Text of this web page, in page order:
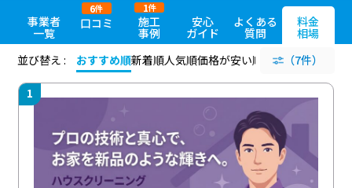
事業者
一覧
口コミ
6件
施工
事例
1件
安心
ガイド
よくある
質問
料金
相場
並び替え :
おすすめ順新着順人気順価格が安い順 評価が高い順
（7件）
1